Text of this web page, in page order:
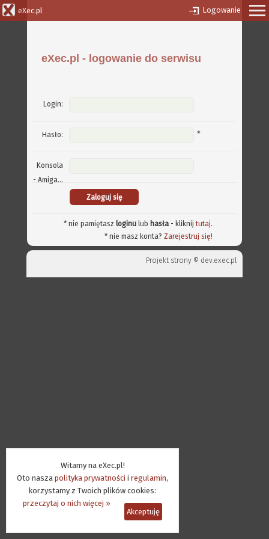
Witamy na eXec.pl!
Oto nasza polityka prywatności i regulamin,
korzystamy z Twoich plików cookies:
przeczytaj o nich więcej »
Akceptuję
eXec.pl Logowanie
eXec.pl - logowanie do serwisu
Login:
Hasło: *
Konsola
- Amiga...
* nie pamiętasz loginu lub hasła - kliknijtutaj.
* nie masz konta? Zarejestruj się!
Projekt strony © dev.exec.pl